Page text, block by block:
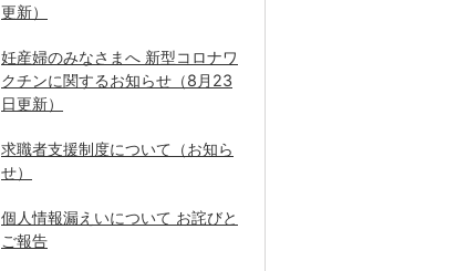
更新）
妊産婦のみなさまへ 新型コロナワ
クチンに関するお知らせ（8月23
日更新）
求職者支援制度について（お知ら
せ）
個人情報漏えいについて お詫びと
ご報告